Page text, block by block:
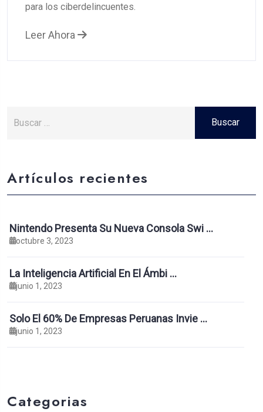
para los ciberdelincuentes.
Leer Ahora
Artículos recientes
Nintendo Presenta Su Nueva Consola Swi …
octubre 3, 2023
La Inteligencia Artificial En El Ámbi …
junio 1, 2023
Solo El 60% De Empresas Peruanas Invie …
junio 1, 2023
Categorias